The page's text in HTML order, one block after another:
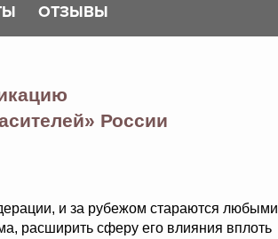
ОТЗЫВЫ
России
и за рубежом стараются любыми
расширить сферу его влияния вплоть